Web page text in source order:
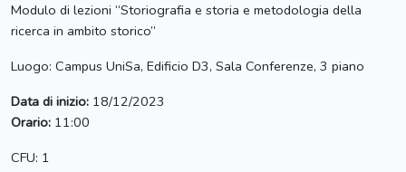
Modulo di lezioni “Storiografia e storia e metodologia della
ricerca in ambito storico”
Luogo: Campus UniSa, Edificio D3, Sala Conferenze, 3 piano
Data di inizio: 18/12/2023
Orario: 11:00
CFU: 1